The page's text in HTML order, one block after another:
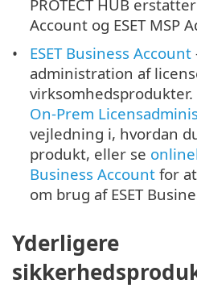
PROTECT HUB
Account og ESET MSP
ESET Business Account
administration af
virksomhedsprodukter.
On-Prem
vejledning i, hvordan
produkt, eller se
Business Account for
om brug af ESET
Yderligere